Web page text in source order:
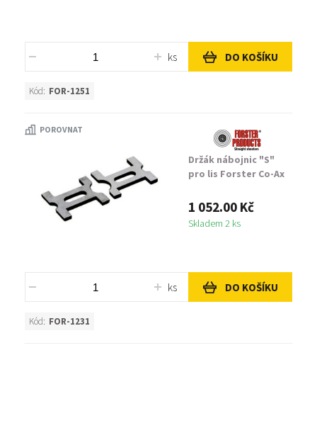
ks DO KOŠÍKU
Kód: FOR-1251
POROVNAT
Držák nábojnic "S"
pro lis Forster Co-Ax
1 052.00 Kč
Skladem 2 ks
ks DO KOŠÍKU
Kód: FOR-1231